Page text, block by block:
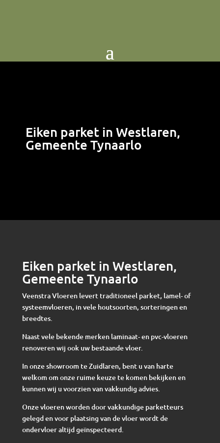
Eiken parket in Westlaren,
Gemeente Tynaarlo
Eiken parket in Westlaren,
Gemeente Tynaarlo
Veenstra Vloeren levert traditioneel parket, lamel- of
systeemvloeren, in vele houtsoorten, sorteringen en
breedtes.
Naast vele bekende merken laminaat- en pvc-vloeren
renoveren wij ook uw bestaande vloer.
In onze showroom te Zuidlaren, bent u van harte
welkom om onze ruime keuze te komen bekijken en
kunnen wij u voorzien van vakkundig advies.
Onze vloeren worden door vakkundige parketteurs
gelegd en voor plaatsing van de vloer wordt de
ondervloer altijd geïnspecteerd.